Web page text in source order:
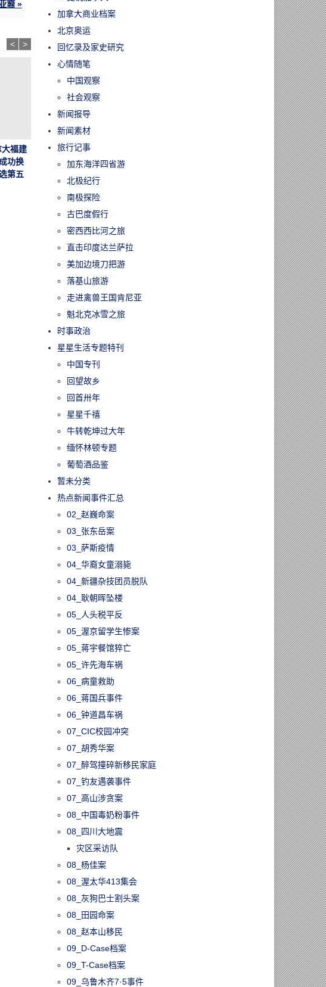
裔 »
大福建
功换
第五
20260113/时代落幕！
运营33年的《明报》
加拿大版1月17日停
刊，永久关闭
< >
加拿大商业档案
北京奥运
回忆录及家史研究
心情随笔
中国观察
社会观察
新闻报导
新闻素材
旅行记事
加东海洋四省游
北极纪行
南极探险
古巴度假行
密西西比河之旅
直击印度达兰萨拉
美加边境刀把游
落基山旅游
走进禽兽王国肯尼亚
魁北克冰雪之旅
时事政治
星星生活专题特刊
中国专刊
回望故乡
回首卅年
星星千禧
牛转乾坤过大年
缅怀林顿专题
葡萄酒品鉴
暂未分类
热点新闻事件汇总
02_赵巍命案
03_张东岳案
03_萨斯疫情
04_华裔女童溺毙
04_新疆杂技团员脱队
04_耿朝晖坠楼
05_人头税平反
05_渥京留学生惨案
05_蒋宇餐馆猝亡
05_许先海车祸
06_病童救助
06_蒋国兵事件
06_钟道昌车祸
07_CIC校园冲突
07_胡秀华案
07_醉驾撞碎新移民家庭
07_钓友遇袭事件
07_高山涉贪案
08_中国毒奶粉事件
08_四川大地震
灾区采访队
08_杨佳案
08_渥太华413集会
08_灰狗巴士割头案
08_田园命案
08_赵本山移民
09_D-Case档案
09_T-Case档案
09_乌鲁木齐7·5事件